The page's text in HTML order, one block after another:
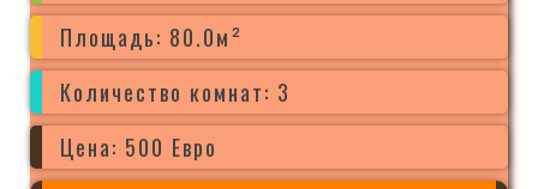
Площадь: 80.0м²
Количество комнат: 3
Цена: 500 Евро